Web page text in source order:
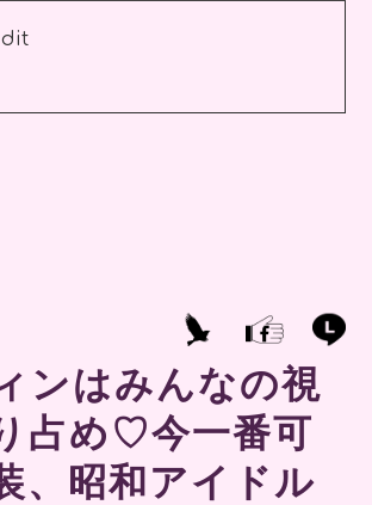
ンはみんなの視
占め♡今一番可
、昭和アイドル